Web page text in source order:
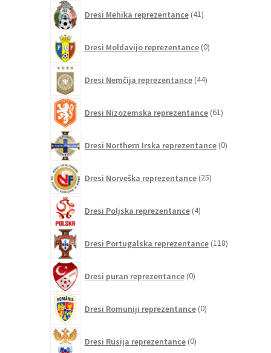
Dresi Mehika reprezentance 41izdelkov
Dresi Moldavijo reprezentance 0izdelkov
Dresi Nemčija reprezentance 44izdelkov
Dresi Nizozemska reprezentance 61izdelkov
Dresi Northern Irska reprezentance 0izdelkov
Dresi Norveška reprezentance 25izdelkov
Dresi Poljska reprezentance 4izdelki
Dresi Portugalska reprezentance 118izdelkov
Dresi puran reprezentance 0izdelkov
Dresi Romuniji reprezentance 0izdelkov
Dresi Rusija reprezentance 0izdelkov